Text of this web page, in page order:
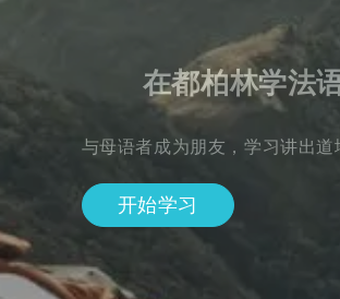
在都柏林学法
与母语者成为朋友，学习讲出道
开始学习